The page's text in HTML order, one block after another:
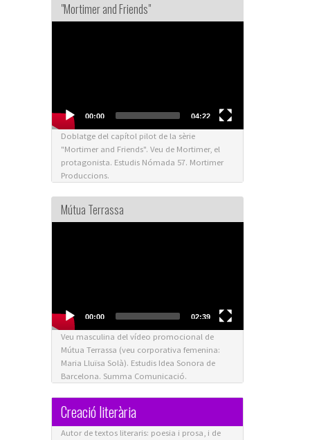
"Mortimer and Friends"
00:00 04:22
Doblatge del capítol pilot de la sèrie
"Mortimer and Friends". Veu de Mortimer, el
protagonista. Estudis Nómada 57. Mortimer
Produccions.
Mútua Terrassa
00:00 02:39
Veu masculina del vídeo promocional de
Mútua Terrassa (veu corporativa femenina:
Maria Lluïsa Solà). Estudis Idea Sonora de
Barcelona. Summa Comunicació.
Creació literària
Autor de textos literaris: poesia i prosa, i de